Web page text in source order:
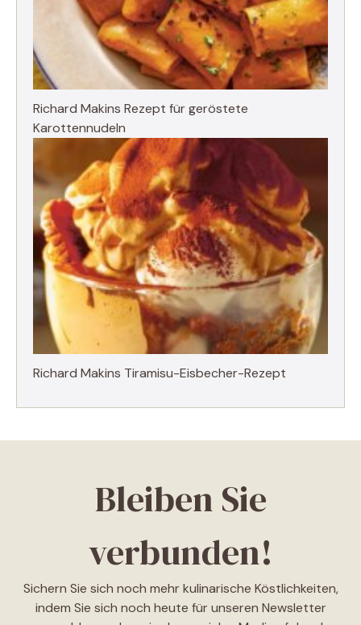
Richard Makins Rezept für geröstete
Karottennudeln
Richard Makins Tiramisu-Eisbecher-Rezept
Bleiben Sie
verbunden!
Sichern Sie sich noch mehr kulinarische Köstlichkeiten,
indem Sie sich noch heute für unseren Newsletter